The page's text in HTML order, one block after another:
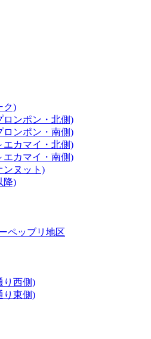
ク)
ロンポン・北側)
ロンポン・南側)
エカマイ・北側)
エカマイ・南側)
ンヌット)
降)
ペッブリ地区
り西側)
り東側)